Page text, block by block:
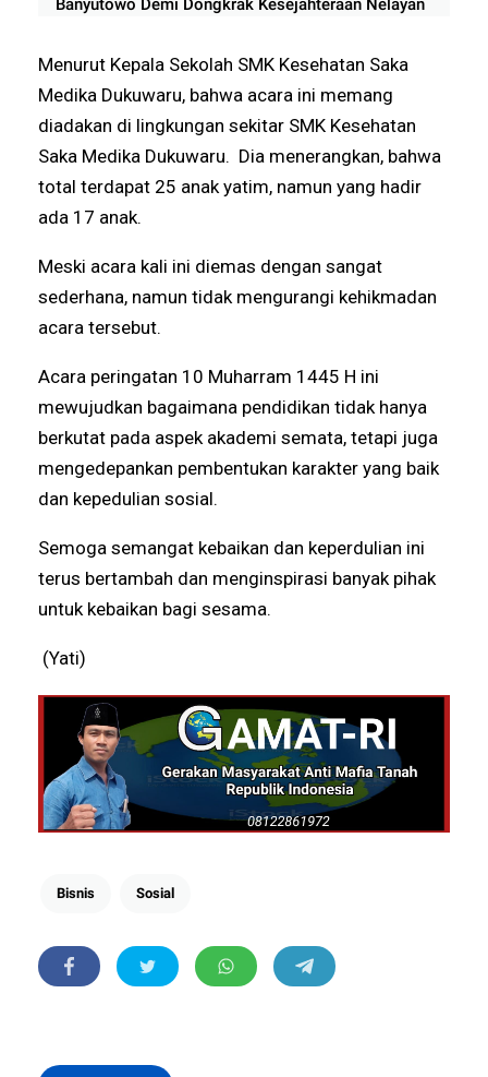
Banyutowo Demi Dongkrak Kesejahteraan Nelayan
Menurut Kepala Sekolah SMK Kesehatan Saka
Medika Dukuwaru, bahwa acara ini memang
diadakan di lingkungan sekitar SMK Kesehatan
Saka Medika Dukuwaru. Dia menerangkan, bahwa
total terdapat 25 anak yatim, namun yang hadir
ada 17 anak.
Meski acara kali ini diemas dengan sangat
sederhana, namun tidak mengurangi kehikmadan
acara tersebut.
Acara peringatan 10 Muharram 1445 H ini
mewujudkan bagaimana pendidikan tidak hanya
berkutat pada aspek akademi semata, tetapi juga
mengedepankan pembentukan karakter yang baik
dan kepedulian sosial.
Semoga semangat kebaikan dan keperdulian ini
terus bertambah dan menginspirasi banyak pihak
untuk kebaikan bagi sesama.
(Yati)
Bisnis Sosial